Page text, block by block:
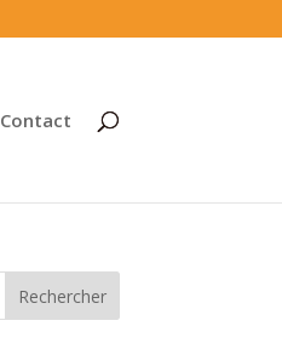
Contact
Rechercher